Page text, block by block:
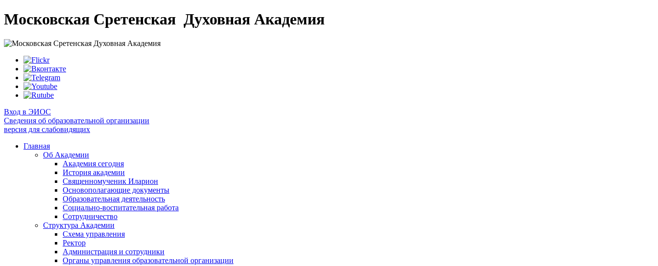
Московская Сретенская Духовная Академия
Вход в ЭИОС
Сведения об образовательной организации
версия для слабовидящих
Главная
Об Академии
Академия сегодня
История академии
Священномученик Иларион
Основополагающие документы
Образовательная деятельность
Социально-воспитательная работа
Сотрудничество
Структура Академии
Схема управления
Ректор
Администрация и сотрудники
Органы управления образовательной организации